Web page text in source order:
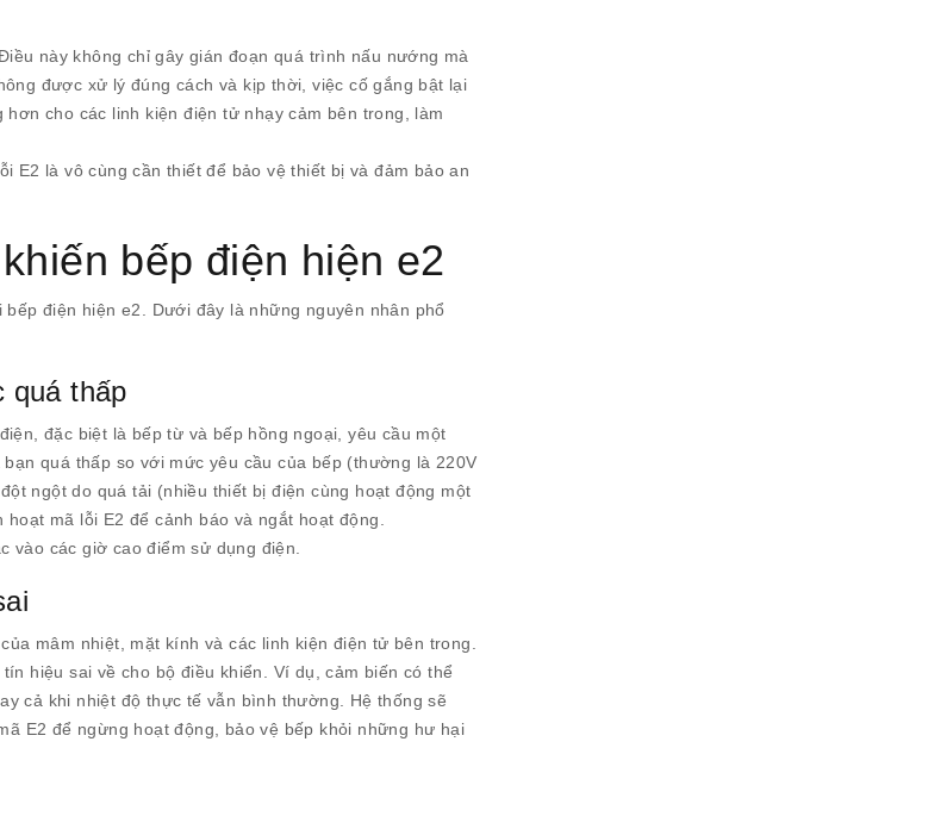
này không chỉ gây gián đoạn quá trình nấu nướng mà
được xử lý đúng cách và kịp thời, việc cố gắng bật lại
cho các linh kiện điện tử nhạy cảm bên trong, làm
E2 là vô cùng cần thiết để bảo vệ thiết bị và đảm bảo an
bếp điện hiện e2
điện hiện e2. Dưới đây là những nguyên nhân phổ
quá thấp
đặc biệt là bếp từ và bếp hồng ngoại, yêu cầu một
quá thấp so với mức yêu cầu của bếp (thường là 220V
ngột do quá tải (nhiều thiết bị điện cùng hoạt động một
mã lỗi E2 để cảnh báo và ngắt hoạt động.
các giờ cao điểm sử dụng điện.
mâm nhiệt, mặt kính và các linh kiện điện tử bên trong.
hiệu sai về cho bộ điều khiển. Ví dụ, cảm biến có thể
cả khi nhiệt độ thực tế vẫn bình thường. Hệ thống sẽ
E2 để ngừng hoạt động, bảo vệ bếp khỏi những hư hại